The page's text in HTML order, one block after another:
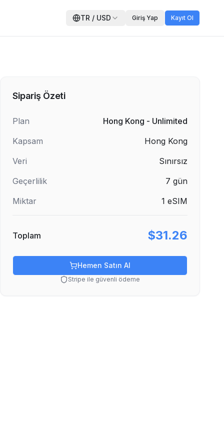
TR / USD Giriş Yap Kayıt Ol
Sipariş Özeti
Plan
Hong Kong - Unlimited
Kapsam
Hong Kong
Veri
Sınırsız
Geçerlilik
7 gün
Miktar
1 eSIM
Toplam $31.26
Hemen Satın Al
Stripe ile güvenli ödeme